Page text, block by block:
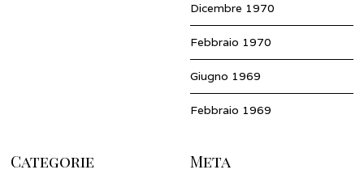
Dicembre 1970
Febbraio 1970
Giugno 1969
Febbraio 1969
Categorie Meta